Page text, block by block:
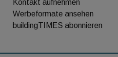
Kontakt aufnehmen
Werbeformate ansehen
buildingTIMES abonnieren